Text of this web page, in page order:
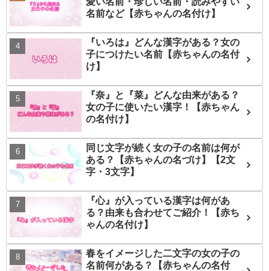
名前など【赤ちゃんの名付け】
『いろは』どんな漢字がある？女の
子につけたい名前【赤ちゃんの名付
け】
『奈』と『菜』どんな由来がある？
女の子に使いたい漢字！【赤ちゃん
の名付け】
同じ文字が続く女の子の名前は何が
ある？【赤ちゃんの名づけ】【2文
字・3文字】
『心』が入っている漢字は何があ
る？由来も合わせてご紹介！【赤ち
ゃんの名付け】
春をイメージした二文字の女の子の
名前何がある？【赤ちゃんの名付